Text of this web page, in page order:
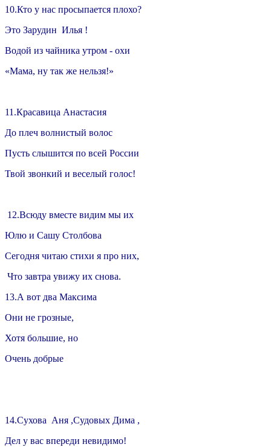
10.Кто у нас просыпается плохо?
Это Зарудин Илья !
Водой из чайника утром - охи
«Мама, ну так же нельзя!»
11.Красавица Анастасия
До плеч волнистый волос
Пусть слышится по всей России
Твой звонкий и веселый голос!
12.Всюду вместе видим мы их
Юлю и Сашу Столбова
Сегодня читаю стихи я про них,
Что завтра увижу их снова.
13.А вот два Максима
Они не грозные,
Хотя большие, но
Очень добрые
14.Сухова Аня ,Судовых Дима ,
Дел у вас впереди невидимо!